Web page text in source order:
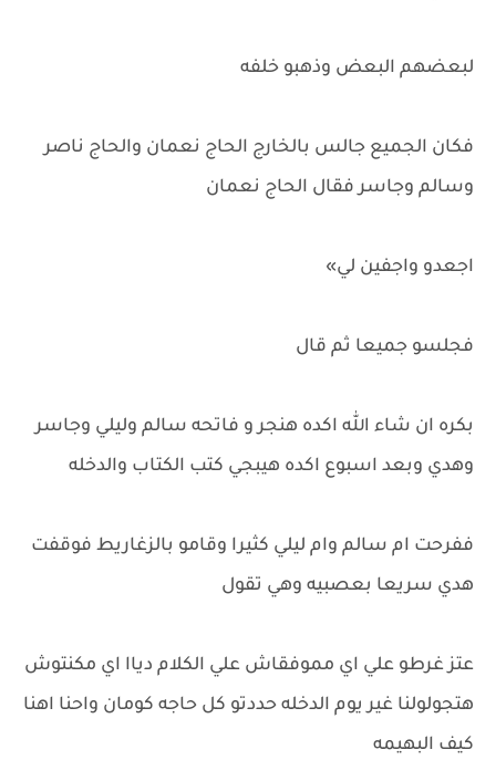
لبعضهم البعض وذهبو خلفه
فكان الجميع جالس بالخارج الحاج نعمان والحاج ناصر
وسالم وجاسر فقال الحاج نعمان
اجعدو واجفين لي»
فجلسو جميعا ثم قال
بكره ان شاء الله اكده هنجر و فاتحه سالم وليلي وجاسر
وهدي وبعد اسبوع اكده هيبجي كتب الكتاب والدخله
ففرحت ام سالم وام ليلي كثيرا وقامو بالزغاريط فوقفت
هدي سريعا بعصبيه وهي تقول
عتز غرطو علي اي مموفقاش علي الكلام دياا اي مكنتوش
هتجولولنا غير يوم الدخله حددتو كل حاجه كومان واحنا اهنا
كيف البهيمه